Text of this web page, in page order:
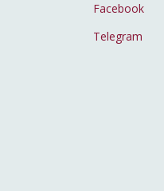
Facebook
Telegram